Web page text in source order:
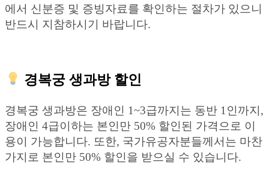
에서 신분증 및 증빙자료를 확인하는 절차가 있으니
반드시 지참하시기 바랍니다.
경복궁 생과방 할인
경복궁 생과방은 장애인 1~3급까지는 동반 1인까지,
장애인 4급이하는 본인만 50% 할인된 가격으로 이
용이 가능합니다. 또한, 국가유공자분들께서는 마찬
가지로 본인만 50% 할인을 받으실 수 있습니다.